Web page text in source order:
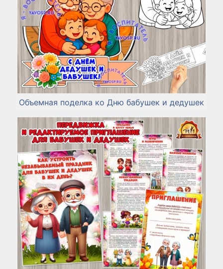
Объемная поделка ко Дню бабушек и дедушек